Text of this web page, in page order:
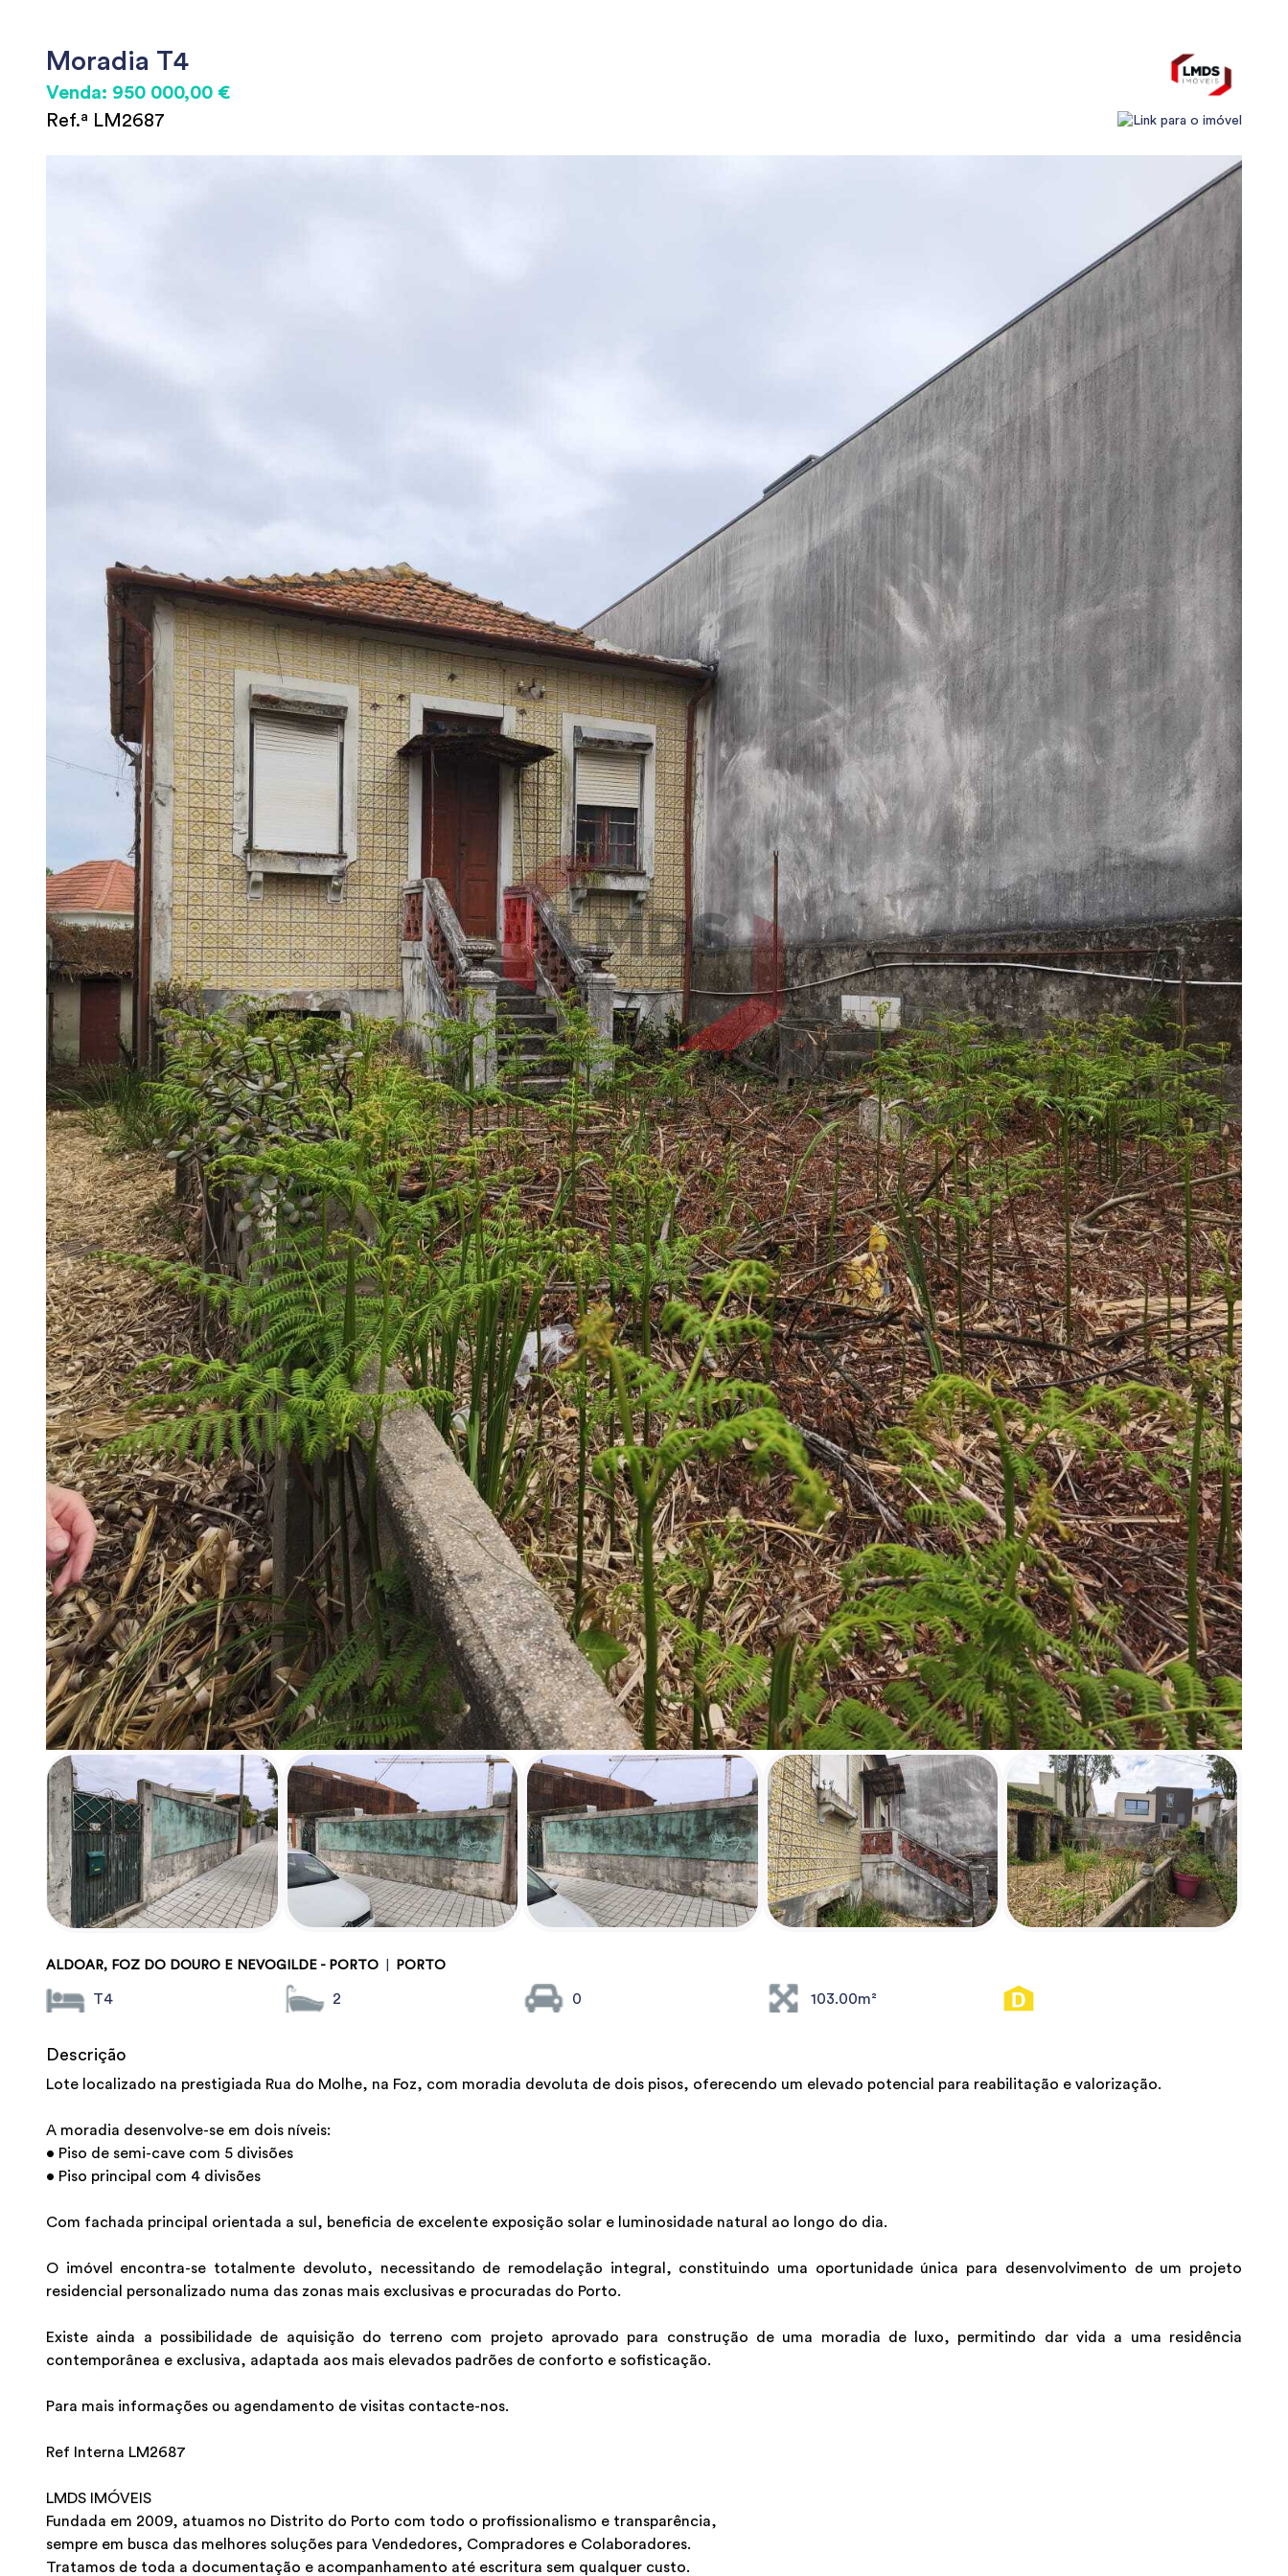
Moradia T4
Venda: 950 000,00 €
Ref.ª LM2687
ALDOAR, FOZ DO DOURO E NEVOGILDE - PORTO PORTO
T4 2 0 103.00m²
Descrição
Lote localizado na prestigiada Rua do Molhe, na Foz, com moradia devoluta de dois pisos, oferecendo um elevado potencial para reabilitação e valorização.
A moradia desenvolve-se em dois níveis:
• Piso de semi-cave com 5 divisões
• Piso principal com 4 divisões
Com fachada principal orientada a sul, beneficia de excelente exposição solar e luminosidade natural ao longo do dia.
O imóvel encontra-se totalmente devoluto, necessitando de remodelação integral, constituindo uma oportunidade única para desenvolvimento de um projeto
residencial personalizado numa das zonas mais exclusivas e procuradas do Porto.
Existe ainda a possibilidade de aquisição do terreno com projeto aprovado para construção de uma moradia de luxo, permitindo dar vida a uma residência
contemporânea e exclusiva, adaptada aos mais elevados padrões de conforto e sofisticação.
Para mais informações ou agendamento de visitas contacte-nos.
Ref Interna LM2687
LMDS IMÓVEIS
Fundada em 2009, atuamos no Distrito do Porto com todo o profissionalismo e transparência,
sempre em busca das melhores soluções para Vendedores, Compradores e Colaboradores.
Tratamos de toda a documentação e acompanhamento até escritura sem qualquer custo.